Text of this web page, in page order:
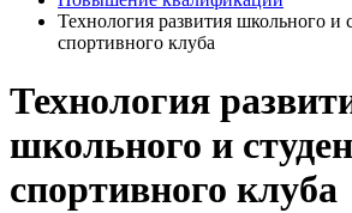
Технология развития школьного и
спортивного клуба
Технология
школьного и
спортивного клуба